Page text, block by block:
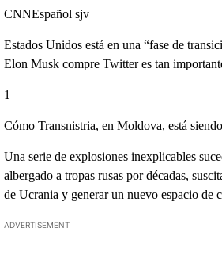
CNNEspañol sjv
Estados Unidos está en una “fase de
Elon Musk compre Twitter es tan
1
Cómo Transnistria, en Moldova, está
Una serie de explosiones inexplicables
albergado a tropas rusas por décadas,
de Ucrania y generar un nuevo espacio de
ADVERTISEMENT